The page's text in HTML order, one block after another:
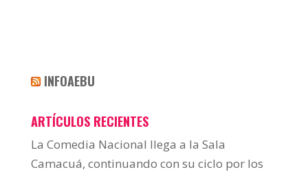
INFOAEBU
ARTÍCULOS RECIENTES
La Comedia Nacional llega a la Sala
Camacuá, continuando con su ciclo por los